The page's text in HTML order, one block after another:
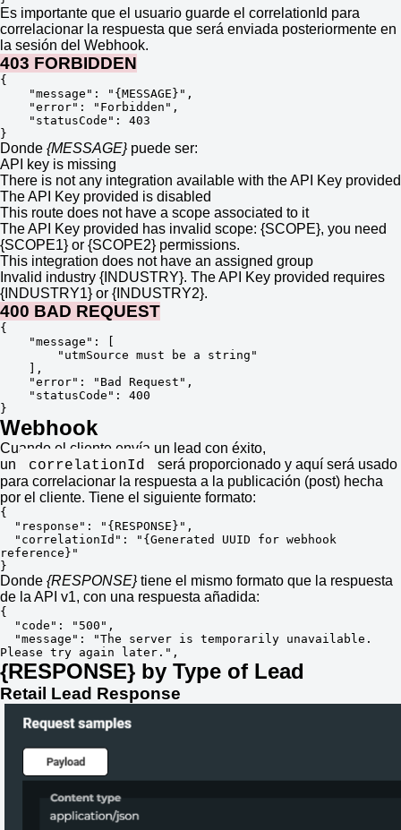
Es importante que el usuario guarde el correlationId para
correlacionar la respuesta que será enviada posteriormente en
la sesión del Webhook.
403 FORBIDDEN
{
"message": "{MESSAGE}",
"error": "Forbidden",
"statusCode": 403
}
Donde {MESSAGE} puede ser:
API key is missing
There is not any integration available with the API Key provided
The API Key provided is disabled
This route does not have a scope associated to it
The API Key provided has invalid scope: {SCOPE}, you need
{SCOPE1} or {SCOPE2} permissions.
This integration does not have an assigned group
Invalid industry {INDUSTRY}. The API Key provided requires
{INDUSTRY1} or {INDUSTRY2}.
400 BAD REQUEST
{
"message": [
"utmSource must be a string"
],
"error": "Bad Request",
"statusCode": 400
}
Webhook
Cuando el cliente envía un lead con éxito,
un
correlationId
será proporcionado y aquí será usado
para correlacionar la respuesta a la publicación (post) hecha
por el cliente. Tiene el siguiente formato:
{
"response": "{RESPONSE}",
"correlationId": "{Generated UUID for webhook
reference}"
}
Donde {RESPONSE} tiene el mismo formato que la respuesta
de la API v1, con una respuesta añadida:
{
"code": "500",
"message": "The server is temporarily unavailable.
Please try again later.",
{RESPONSE} by Type of Lead
Retail Lead Response